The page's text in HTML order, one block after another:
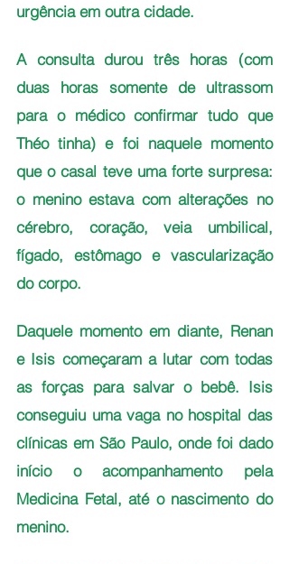
urgência em outra cidade.
A consulta durou três horas (com
duas horas somente de ultrassom
para o médico confirmar tudo que
Théo tinha) e foi naquele momento
que o casal teve uma forte surpresa:
o menino estava com alterações no
cérebro, coração, veia umbilical,
fígado, estômago e vascularização
do corpo.
Daquele momento em diante, Renan
e Isis começaram a lutar com todas
as forças para salvar o bebê. Isis
conseguiu uma vaga no hospital das
clínicas em São Paulo, onde foi dado
início o acompanhamento pela
Medicina Fetal, até o nascimento do
menino.